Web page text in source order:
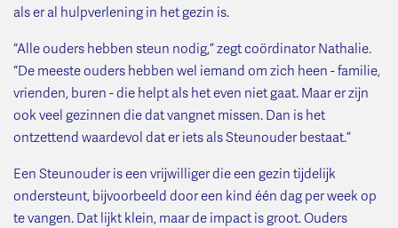
als er al hulpverlening in het gezin is.
“Alle ouders hebben steun nodig,” zegt coördinator Nathalie.
“De meeste ouders hebben wel iemand om zich heen - familie,
vrienden, buren - die helpt als het even niet gaat. Maar er zijn
ook veel gezinnen die dat vangnet missen. Dan is het
ontzettend waardevol dat er iets als Steunouder bestaat.”
Een Steunouder is een vrijwilliger die een gezin tijdelijk
ondersteunt, bijvoorbeeld door een kind één dag per week op
te vangen. Dat lijkt klein, maar de impact is groot. Ouders